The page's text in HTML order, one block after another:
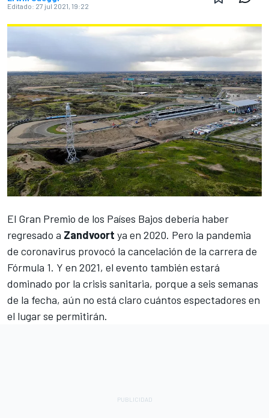
Editado: 27 jul 2021, 19:22
El Gran Premio de los Países Bajos debería haber
regresado a Zandvoort ya en 2020. Pero la pandemia
de coronavirus provocó la cancelación de la carrera de
Fórmula 1. Y en 2021, el evento también estará
dominado por la crisis sanitaria, porque a seis semanas
de la fecha, aún no está claro cuántos espectadores en
el lugar se permitirán.